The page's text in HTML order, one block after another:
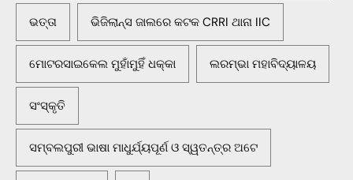
ଭତ୍ତା ଭିଜିଲାନ୍ସ ଜାଲରେ କଟକ CRRI ଥାନା IIC
ମୋଟରସାଇକେଲ ମୁହାଁମୁହିଁ ଧକ୍କା ଲରମ୍ଭା ମହାବିଦ୍ୟାଳୟ
ସଂସ୍କୃତି
ସମ୍ବଲପୁରୀ ଭାଷା ମାଧୁର୍ଯ୍ୟପୂର୍ଣ ଓ ସ୍ୱତନ୍ତ୍ର ଅଟେ